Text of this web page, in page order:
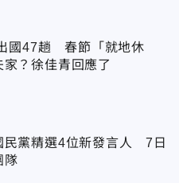
國47趟 春節「就地休
？徐佳青回應了
民黨精選4位新發言人 7日
隊